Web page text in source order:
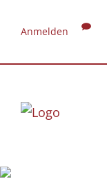
Anmelden